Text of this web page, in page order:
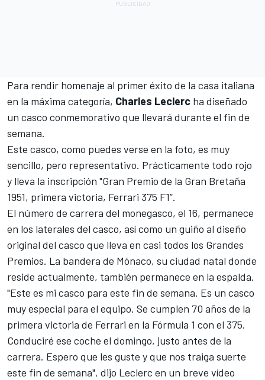
Para rendir homenaje al primer éxito de la casa italiana
en la máxima categoría, Charles Leclerc ha diseñado
un casco conmemorativo que llevará durante el fin de
semana.
Este casco, como puedes verse en la foto, es muy
sencillo, pero representativo. Prácticamente todo rojo
y lleva la inscripción "Gran Premio de la Gran Bretaña
1951, primera victoria, Ferrari 375 F1”.
El número de carrera del monegasco, el 16, permanece
en los laterales del casco, así como un guiño al diseño
original del casco que lleva en casi todos los Grandes
Premios. La bandera de Mónaco, su ciudad natal donde
reside actualmente, también permanece en la espalda.
"Este es mi casco para este fin de semana. Es un casco
muy especial para el equipo. Se cumplen 70 años de la
primera victoria de Ferrari en la Fórmula 1 con el 375.
Conduciré ese coche el domingo, justo antes de la
carrera. Espero que les guste y que nos traiga suerte
este fin de semana", dijo Leclerc en un breve vídeo